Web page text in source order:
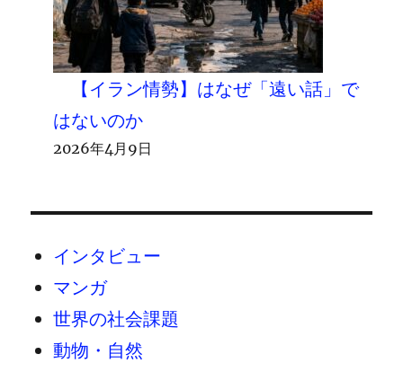
【イラン情勢】はなぜ「遠い話」で
はないのか
2026年4月9日
インタビュー
マンガ
世界の社会課題
動物・自然